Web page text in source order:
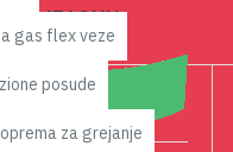
gas flex veze
posude
za grejanje